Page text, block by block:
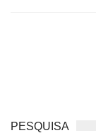
PESQUISA